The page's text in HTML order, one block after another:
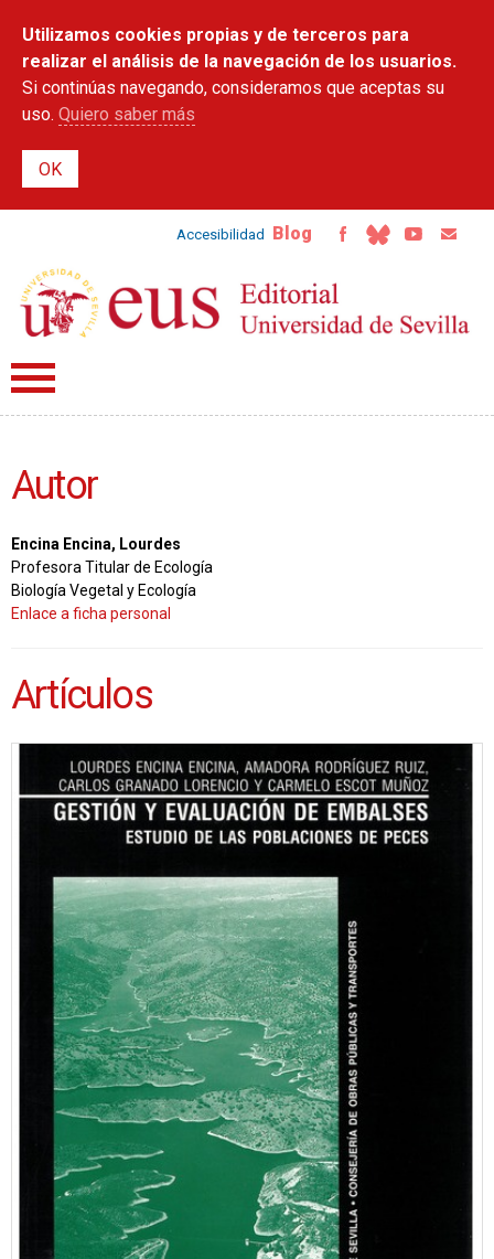
contenido
principal
Utilizamos cookies propias y de terceros para
realizar el análisis de la navegación de los usuarios.
Si continúas navegando, consideramos que aceptas su
uso. Quiero saber más
Accesibilidad Blog
Autor
Encina Encina, Lourdes
Profesora Titular de Ecología
Biología Vegetal y Ecología
Enlace a ficha personal
Artículos